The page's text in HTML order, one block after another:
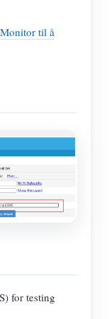
til å
for testing